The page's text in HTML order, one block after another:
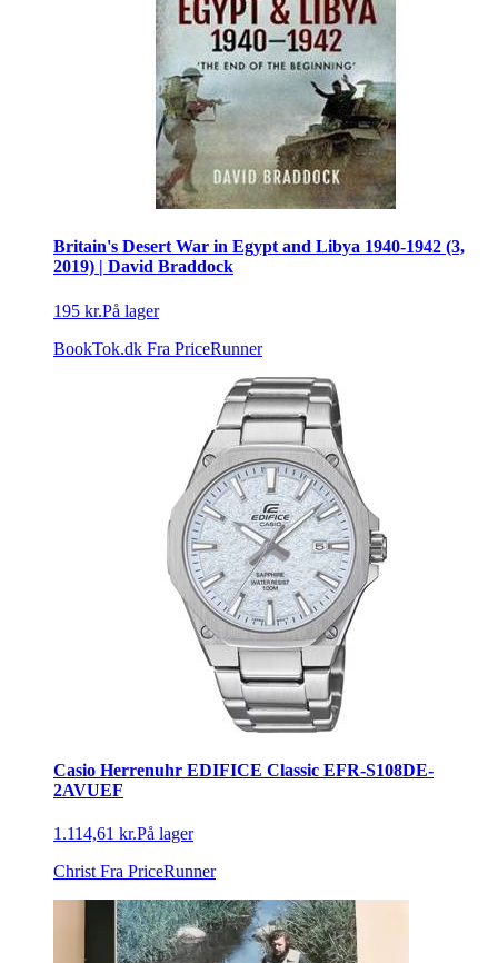
Britain's Desert War in Egypt and Libya 1940-1942 (3,
2019) | David Braddock
195 kr.På lager
BookTok.dk Fra PriceRunner
Casio Herrenuhr EDIFICE Classic EFR-S108DE-
2AVUEF
1.114,61 kr.På lager
Christ Fra PriceRunner